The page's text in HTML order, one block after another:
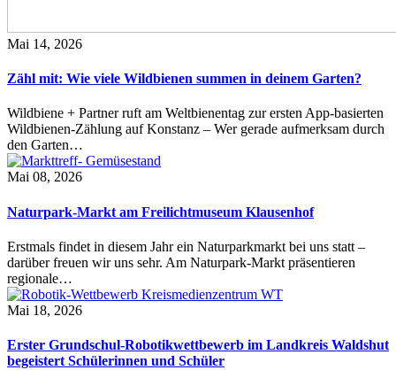
Mai 14, 2026
Zähl mit: Wie viele Wildbienen summen in deinem Garten?
Wildbiene + Partner ruft am Weltbienentag zur ersten App-basierten
Wildbienen-Zählung auf Konstanz – Wer gerade aufmerksam durch
den Garten…
Mai 08, 2026
Naturpark-Markt am Freilichtmuseum Klausenhof
Erstmals findet in diesem Jahr ein Naturparkmarkt bei uns statt –
darüber freuen wir uns sehr. Am Naturpark-Markt präsentieren
regionale…
Mai 18, 2026
Erster Grundschul-Robotikwettbewerb im Landkreis Waldshut
begeistert Schülerinnen und Schüler